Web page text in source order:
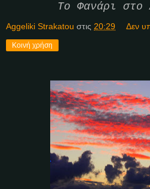
Το Φανάρι στο
Aggeliki Strakatou στις 20:29 Δεν
Κοινή χρήση